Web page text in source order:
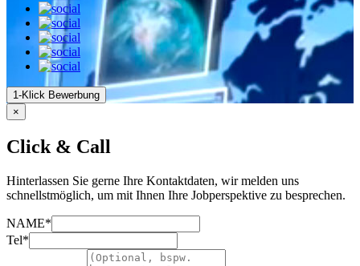
1-Klick Bewerbung
×
Click & Call
Hinterlassen Sie gerne Ihre Kontaktdaten, wir melden uns
schnellstmöglich, um mit Ihnen Ihre Jobperspektive zu besprechen.
NAME*
Tel*